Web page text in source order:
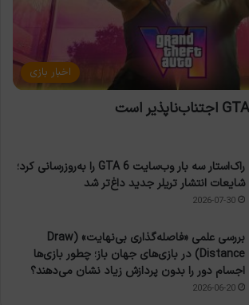
اخبار بازی
راک‌استار سه بار وب‌سایت GTA 6 را به‌روزرسانی کرد؛
شایعات انتشار تریلر جدید داغ‌تر شد
2026-07-30
بررسی علمی «فاصله‌گذاری بی‌نهایت» (Draw
Distance) در بازی‌های جهان باز؛ چطور بازی‌ها
اجسام دور را بدون پردازش زیاد نشان می‌دهند؟
2026-06-20